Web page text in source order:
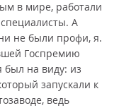
в мире, работали
А
не были профи, я.
Госпремию
был на виду: из
запускали к
ведь